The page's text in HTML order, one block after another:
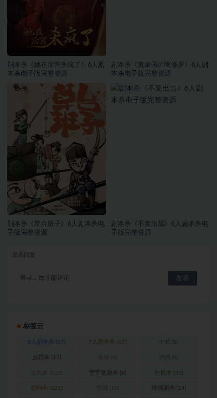
剧本杀《她在后宫杀疯了》6人剧
本杀电子版完整资源
剧本杀《黄泉国の阿修罗》6人剧
本杀电子版完整资源
剧本杀《草台班子》6人剧本杀电
子版完整资源
剧本杀《不复出焉》6人剧本杀电
子版完整资源
登录... 后才能评论
标签云
6人剧本杀 (67) 7人剧本杀 (17) 中式 (6)
反转本 (17) 古风 (6)
密室逃脱本 (6) 对抗本 (33)
恐怖本 (221) 情感剧本 (14)